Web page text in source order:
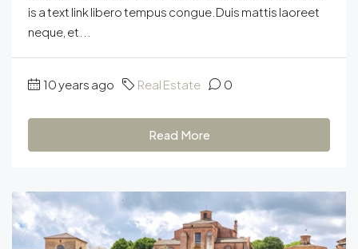
is a text link libero tempus congue.Duis mattis laoreet
neque, et...
10 years ago Real Estate 0
Read More